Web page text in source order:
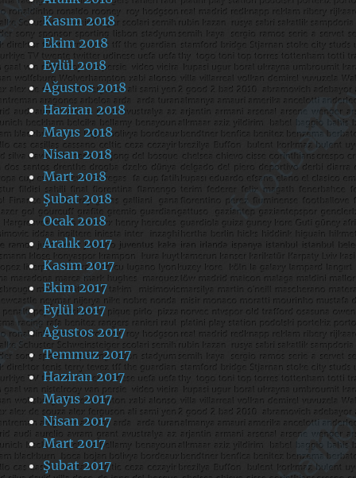
Kasım 2018
Ekim 2018
Eylül 2018
Ağustos 2018
Haziran 2018
Mayıs 2018
Nisan 2018
Mart 2018
Şubat 2018
Ocak 2018
Aralık 2017
Kasım 2017
Ekim 2017
Eylül 2017
Ağustos 2017
Temmuz 2017
Haziran 2017
Mayıs 2017
Nisan 2017
Mart 2017
Şubat 2017